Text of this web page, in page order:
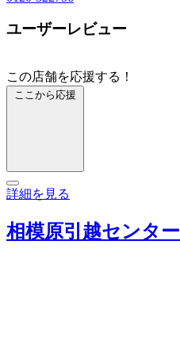
ユーザーレビュー
この店舗を応援する！
ここから応援
詳細を見る
相模原引越センター